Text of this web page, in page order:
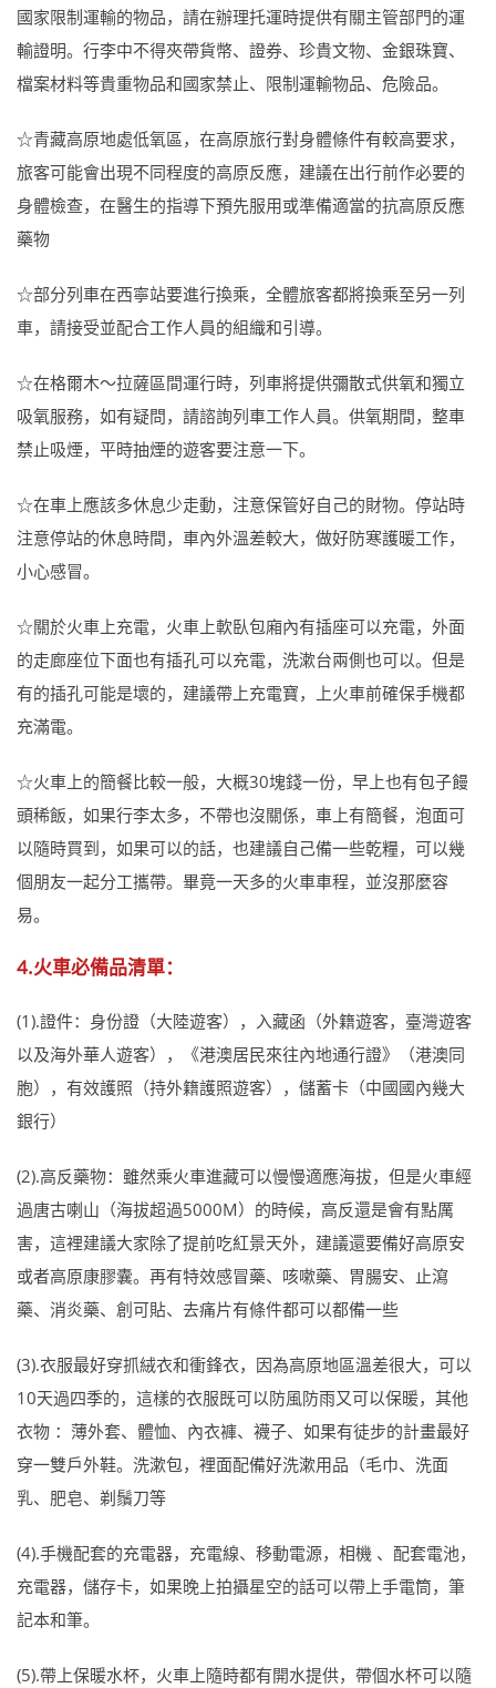
國家限制運輸的物品，請在辦理托運時提供有關主管部門的運
輸證明。行李中不得夾帶貨幣、證券、珍貴文物、金銀珠寶、
檔案材料等貴重物品和國家禁止、限制運輸物品、危險品。
☆青藏高原地處低氧區，在高原旅行對身體條件有較高要求，
旅客可能會出現不同程度的高原反應，建議在出行前作必要的
身體檢查，在醫生的指導下預先服用或準備適當的抗高原反應
藥物
☆部分列車在西寧站要進行換乘，全體旅客都將換乘至另一列
車，請接受並配合工作人員的組織和引導。
☆在格爾木～拉薩區間運行時，列車將提供彌散式供氧和獨立
吸氧服務，如有疑問，請諮詢列車工作人員。供氧期間，整車
禁止吸煙，平時抽煙的遊客要注意一下。
☆在車上應該多休息少走動，注意保管好自己的財物。停站時
注意停站的休息時間，車內外溫差較大，做好防寒護暖工作，
小心感冒。
☆關於火車上充電，火車上軟臥包廂內有插座可以充電，外面
的走廊座位下面也有插孔可以充電，洗漱台兩側也可以。但是
有的插孔可能是壞的，建議帶上充電寶，上火車前確保手機都
充滿電。
☆火車上的簡餐比較一般，大概30塊錢一份，早上也有包子饅
頭稀飯，如果行李太多，不帶也沒關係，車上有簡餐，泡面可
以隨時買到，如果可以的話，也建議自己備一些乾糧，可以幾
個朋友一起分工攜帶。畢竟一天多的火車車程，並沒那麼容
易。
4.火車必備品清單：
(1).證件：身份證（大陸遊客），入藏函（外籍遊客，臺灣遊客
以及海外華人遊客），《港澳居民來往內地通行證》（港澳同
胞），有效護照（持外籍護照遊客），儲蓄卡（中國國內幾大
銀行）
(2).高反藥物：雖然乘火車進藏可以慢慢適應海拔，但是火車經
過唐古喇山（海拔超過5000M）的時候，高反還是會有點厲
害，這裡建議大家除了提前吃紅景天外，建議還要備好高原安
或者高原康膠囊。再有特效感冒藥、咳嗽藥、胃腸安、止瀉
藥、消炎藥、創可貼、去痛片有條件都可以都備一些
(3).衣服最好穿抓絨衣和衝鋒衣，因為高原地區溫差很大，可以
10天過四季的，這樣的衣服既可以防風防雨又可以保暖，其他
衣物 ：薄外套、體恤、內衣褲、襪子、如果有徒步的計畫最好
穿一雙戶外鞋。洗漱包，裡面配備好洗漱用品（毛巾、洗面
乳、肥皂、剃鬚刀等
(4).手機配套的充電器，充電線、移動電源，相機 、配套電池，
充電器，儲存卡，如果晚上拍攝星空的話可以帶上手電筒，筆
記本和筆。
(5).帶上保暖水杯，火車上隨時都有開水提供，帶個水杯可以隨